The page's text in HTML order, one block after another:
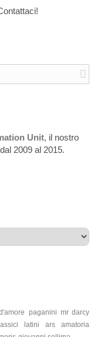
Unit, il nostro
2009 al 2015.
paganini mr darcy
latini
ars amatoria